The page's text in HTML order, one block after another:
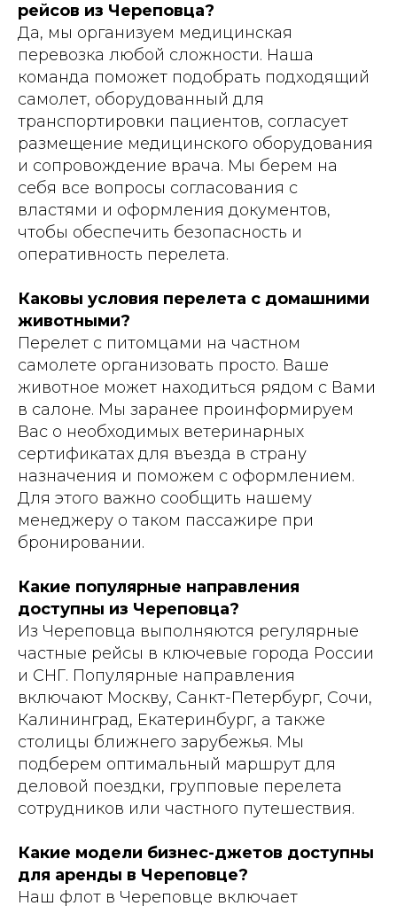
рейсов из Череповца?
Да, мы организуем медицинская
перевозка любой сложности. Наша
команда поможет подобрать подходящий
самолет, оборудованный для
транспортировки пациентов, согласует
размещение медицинского оборудования
и сопровождение врача. Мы берем на
себя все вопросы согласования с
властями и оформления документов,
чтобы обеспечить безопасность и
оперативность перелета.
Каковы условия перелета с домашними
животными?
Перелет с питомцами на частном
самолете организовать просто. Ваше
животное может находиться рядом с Вами
в салоне. Мы заранее проинформируем
Вас о необходимых ветеринарных
сертификатах для въезда в страну
назначения и поможем с оформлением.
Для этого важно сообщить нашему
менеджеру о таком пассажире при
бронировании.
Какие популярные направления
доступны из Череповца?
Из Череповца выполняются регулярные
частные рейсы в ключевые города России
и СНГ. Популярные направления
включают Москву, Санкт-Петербург, Сочи,
Калининград, Екатеринбург, а также
столицы ближнего зарубежья. Мы
подберем оптимальный маршрут для
деловой поездки, групповые перелета
сотрудников или частного путешествия.
Какие модели бизнес-джетов доступны
для аренды в Череповце?
Наш флот в Череповце включает